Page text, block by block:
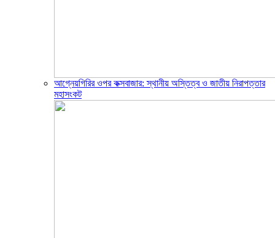
আগ্নেয়গিরির ওপর কক্সবাজার: স্থানীয় অস্তিত্ব ও জাতীয় নিরাপত্তার
মহাসংকট